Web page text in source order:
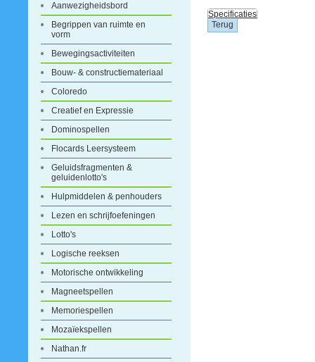
Aanwezigheidsbord
Begrippen van ruimte en
vorm
Bewegingsactiviteiten
Bouw- & constructiemateriaal
Coloredo
Creatief en Expressie
Dominospellen
Flocards Leersysteem
Geluidsfragmenten &
geluidenlotto's
Hulpmiddelen & penhouders
Lezen en schrijfoefeningen
Lotto's
Logische reeksen
Motorische ontwikkeling
Magneetspellen
Memoriespellen
Mozaïekspellen
Nathan.fr
Specificaties